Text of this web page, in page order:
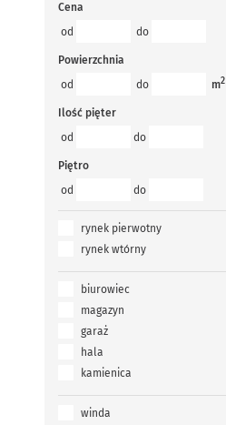
Cena
od
do
Powierzchnia
od
do m2
Ilość pięter
od
do
Piętro
od
do
rynek pierwotny
rynek wtórny
biurowiec
magazyn
garaż
hala
kamienica
winda